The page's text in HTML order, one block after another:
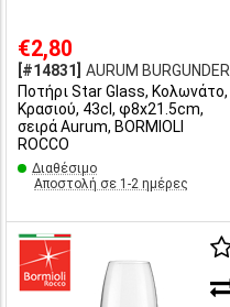
€2,80
[#14831]
AURUM BURGUNDER
Ποτήρι Star Glass, Κολωνάτο,
Κρασιού, 43cl, φ8x21.5cm,
σειρά Aurum, BORMIOLI
ROCCO
Διαθέσιμο
Αποστολή σε 1-2 ημέρες